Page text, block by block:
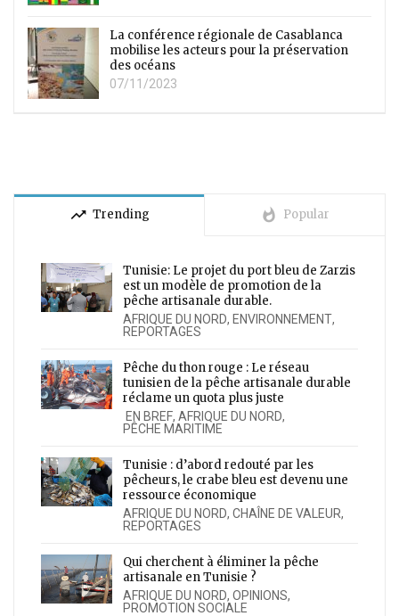
La conférence régionale de Casablanca
mobilise les acteurs pour la préservation
des océans
07/11/2023
trending_up Trending whatshot Popular
Tunisie: Le projet du port bleu de Zarzis
est un modèle de promotion de la
pêche artisanale durable.
AFRIQUE DU NORD, ENVIRONNEMENT,
REPORTAGES
Pêche du thon rouge : Le réseau
tunisien de la pêche artisanale durable
réclame un quota plus juste
EN BREF, AFRIQUE DU NORD,
PÊCHE MARITIME
Tunisie : d’abord redouté par les
pêcheurs, le crabe bleu est devenu une
ressource économique
AFRIQUE DU NORD, CHAÎNE DE VALEUR,
REPORTAGES
Qui cherchent à éliminer la pêche
artisanale en Tunisie ?
AFRIQUE DU NORD, OPINIONS,
PROMOTION SOCIALE